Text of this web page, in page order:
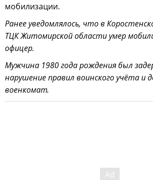
мобилизации.
Ранее уведомлялось, что в
ТЦК Житомирской области умер
офицер.
Мужчина 1980 года рождения был
нарушение правил воинского учёта и
военкомат.